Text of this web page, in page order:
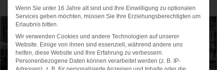
Wenn Sie unter 16 Jahre alt sind und Ihre Einwilligung zu optionalen
Services geben möchten, müssen Sie Ihre Erziehungsberechtigten um
Erlaubnis bitten.
Wir verwenden Cookies und andere Technologien auf unserer
Website. Einige von ihnen sind essenziell, während andere uns
helfen, diese Website und Ihre Erfahrung zu verbessern.
Personenbezogene Daten können verarbeitet werden (z. B. IP-